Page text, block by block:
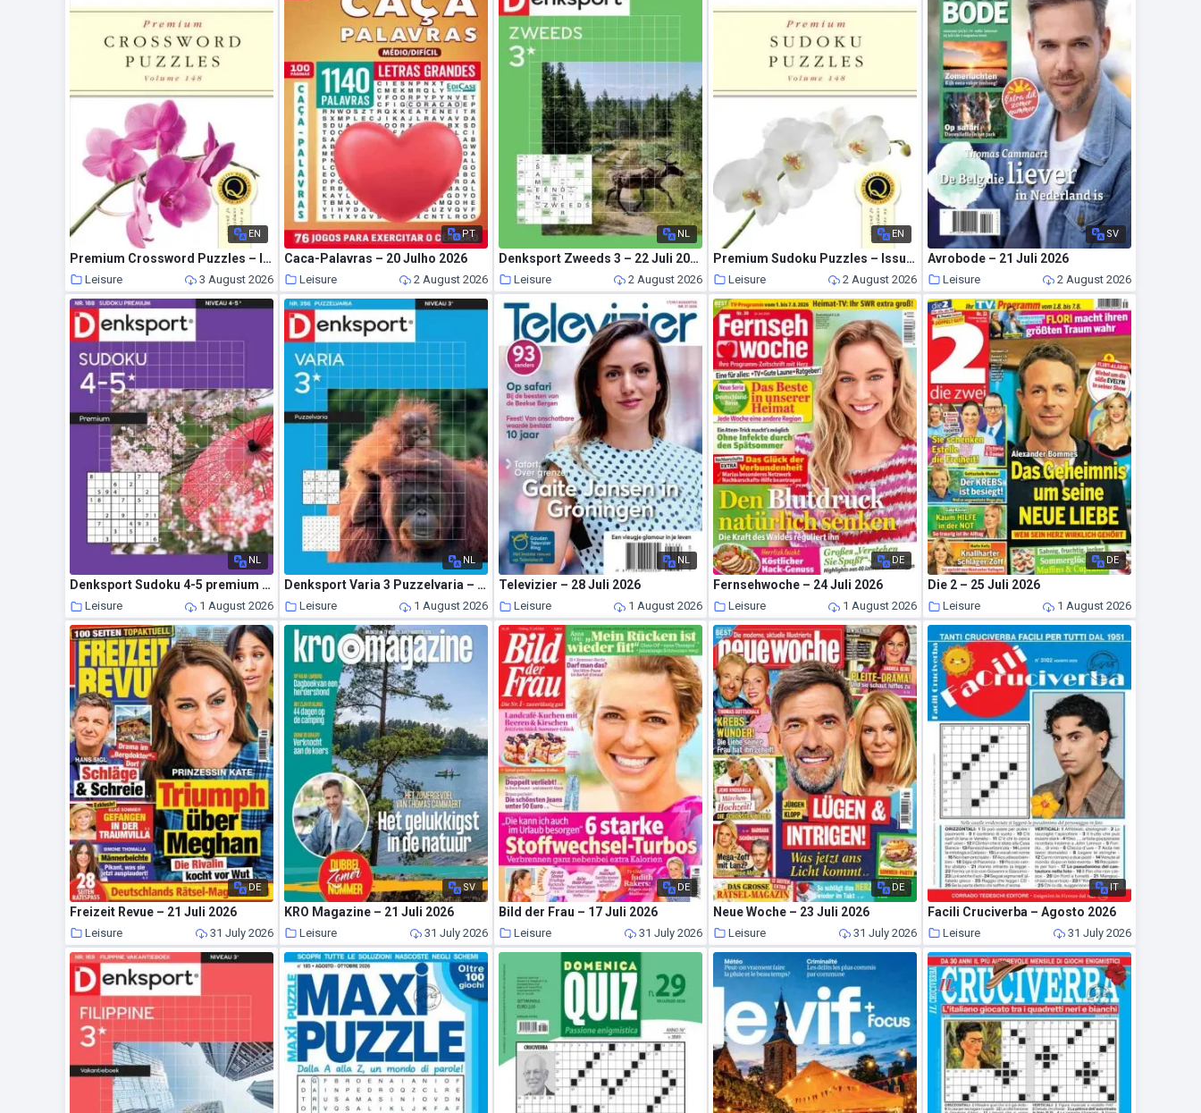
EN
Premium Crossword Puzzles – Issue 148 2026
Leisure 3 August 2026
PT
Caca-Palavras – 20 Julho 2026
Leisure 2 August 2026
NL
Denksport Zweeds 3 – 22 Juli 2026
Leisure 2 August 2026
EN
Premium Sudoku Puzzles – Issue 148 2026
Leisure 2 August 2026
SV
Avrobode – 21 Juli 2026
Leisure 2 August 2026
NL
Denksport Sudoku 4-5 premium – 29 Juli 2026
Leisure 1 August 2026
NL
Denksport Varia 3 Puzzelvaria – 29 Juli 2026
Leisure 1 August 2026
NL
Televizier – 28 Juli 2026
Leisure 1 August 2026
DE
Fernsehwoche – 24 Juli 2026
Leisure 1 August 2026
DE
Die 2 – 25 Juli 2026
Leisure 1 August 2026
DE
Freizeit Revue – 21 Juli 2026
Leisure 31 July 2026
SV
KRO Magazine – 21 Juli 2026
Leisure 31 July 2026
DE
Bild der Frau – 17 Juli 2026
Leisure 31 July 2026
DE
Neue Woche – 23 Juli 2026
Leisure 31 July 2026
IT
Facili Cruciverba – Agosto 2026
Leisure 31 July 2026